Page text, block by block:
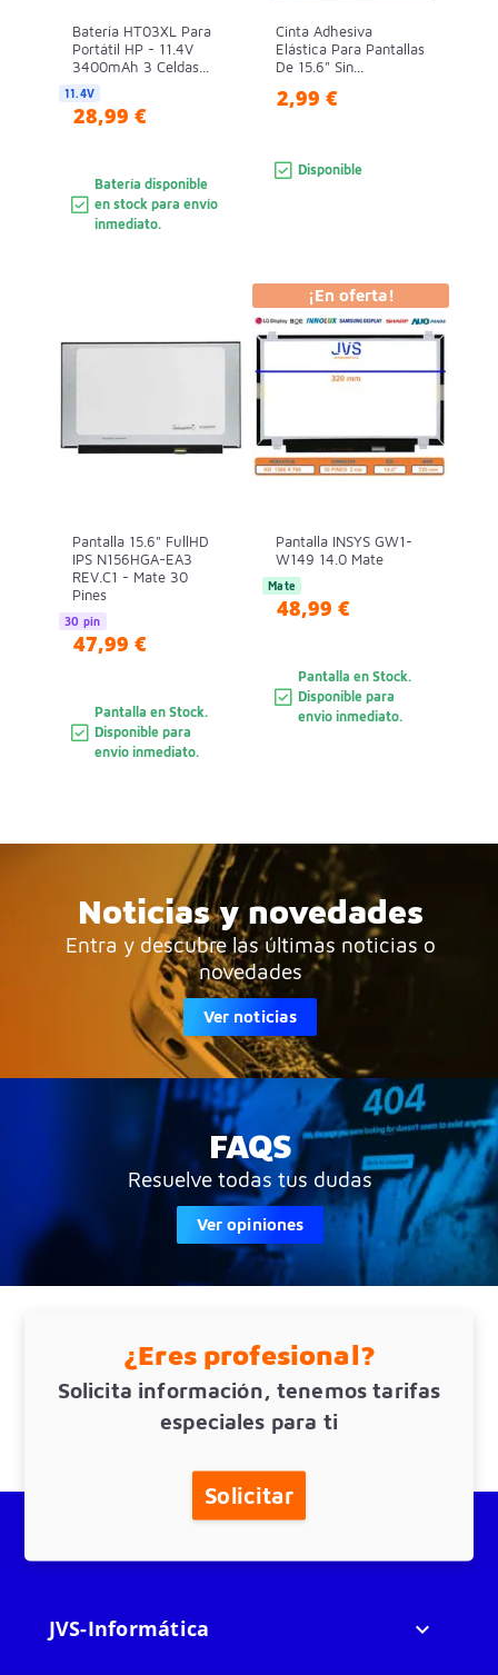
Batería HT03XL Para
Portátil HP - 11.4V
3400mAh 3 Celdas...
11.4V
28,99 €
Batería disponible
en stock para envío
inmediato.
Cinta Adhesiva
Elástica Para Pantallas
De 15.6" Sin...
2,99 €
Disponible
Pantalla 15.6" FullHD
IPS N156HGA-EA3
REV.C1 - Mate 30
Pines
30 pin
47,99 €
Pantalla en Stock.
Disponible para
envio inmediato.
Pantalla INSYS GW1-
W149 14.0 Mate
Mate
48,99 €
Pantalla en Stock.
Disponible para
envio inmediato.
¡En oferta!
Noticias y novedades
Entra y descubre las últimas noticias o
novedades
Ver noticias
FAQS
Resuelve todas tus dudas
Ver opiniones
¿Eres profesional?
Solicita información, tenemos tarifas
especiales para ti
Solicitar
JVS-Informática 